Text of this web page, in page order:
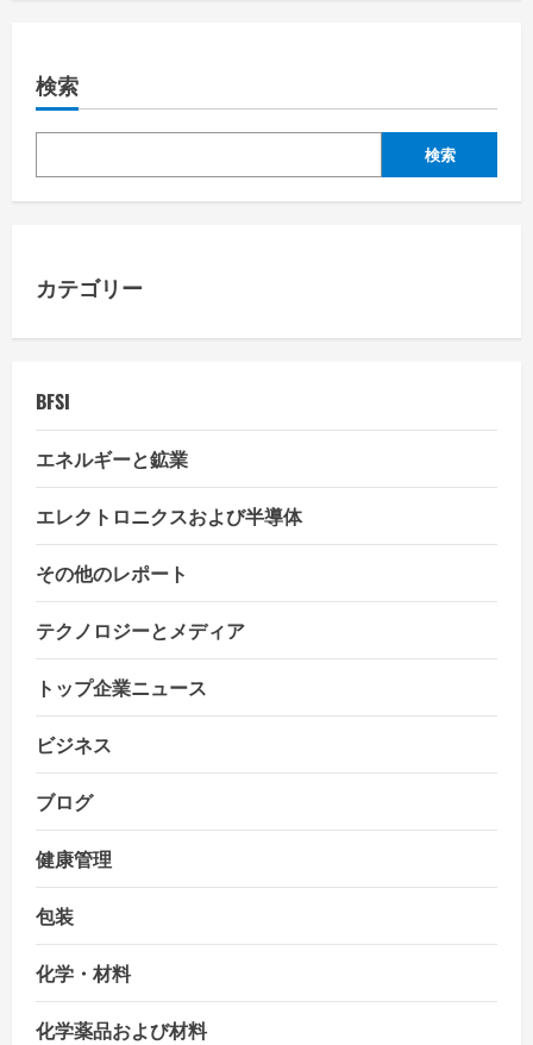
a
v
i
a
o
n
検索
検索
カテゴリー
BFSI
エネルギーと鉱業
エレクトロニクスおよび半導体
その他のレポート
テクノロジーとメディア
トップ企業ニュース
ビジネス
ブログ
健康管理
包装
化学・材料
化学薬品および材料